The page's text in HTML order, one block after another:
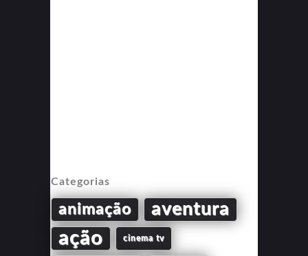
Categorias
animação aventura
ação cinema tv